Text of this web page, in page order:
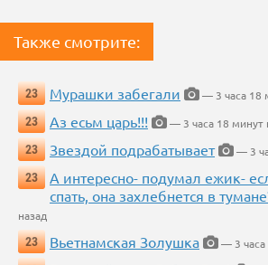
Также смотрите:
23 Мурашки забегали
— 3 часа 18
23
Аз есьм царь!!!
— 3 часа 18 минут
23
Звездой подрабатывает
— 3
23
А интересно- подумал ежик-
спать, она захлебнется в
назад
23
Вьетнамская Золушка
— 3 часа